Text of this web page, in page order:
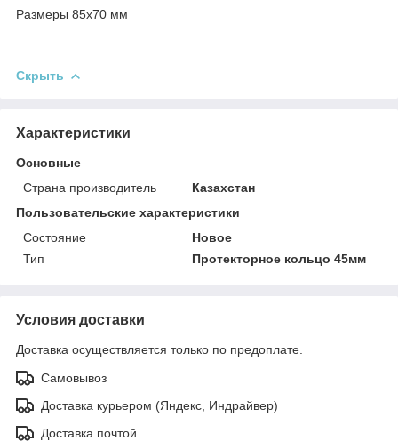
Размеры 85х70 мм
Скрыть
Характеристики
Основные
Страна производитель
Казахстан
Пользовательские характеристики
Состояние
Новое
Тип
Протекторное кольцо 45мм
Условия доставки
Доставка осуществляется только по предоплате.
Самовывоз
Доставка курьером (Яндекс, Индрайвер)
Доставка почтой